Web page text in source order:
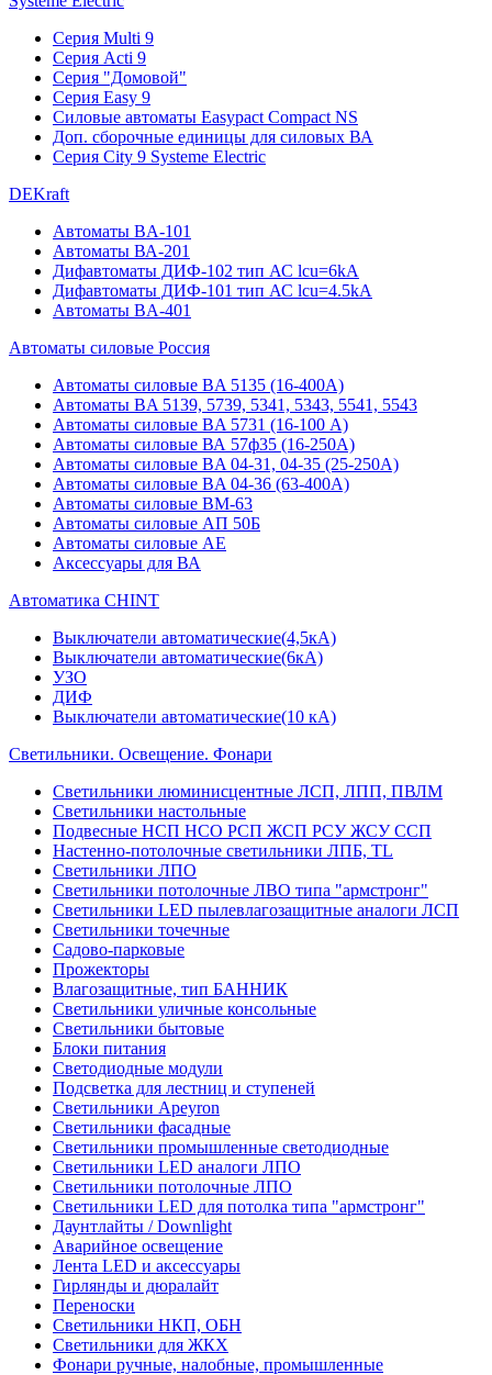
Серия Multi 9
Серия Acti 9
Серия "Домовой"
Серия Easy 9
Силовые автоматы Easypact Compact NS
Доп. сборочные единицы для силовых ВА
Серия City 9 Systeme Electric
DEKraft
Автоматы BA-101
Автоматы ВА-201
Дифавтоматы ДИФ-102 тип АС lcu=6kA
Дифавтоматы ДИФ-101 тип АС lcu=4.5kA
Автоматы BA-401
Автоматы силовые Россия
Автоматы силовые BA 5135 (16-400А)
Автоматы BA 5139, 5739, 5341, 5343, 5541, 5543
Автоматы силовые BA 5731 (16-100 А)
Автоматы силовые ВА 57ф35 (16-250А)
Автоматы силовые BA 04-31, 04-35 (25-250А)
Автоматы силовые BA 04-36 (63-400А)
Автоматы силовые ВМ-63
Автоматы силовые АП 50Б
Автоматы силовые АЕ
Аксессуары для ВА
Автоматика CHINT
Выключатели автоматические(4,5кА)
Выключатели автоматические(6кА)
УЗО
ДИФ
Выключатели автоматические(10 кА)
Светильники. Освещение. Фонари
Светильники люминисцентные ЛСП, ЛПП, ПВЛМ
Светильники настольные
Подвесные НСП НСО РСП ЖСП РСУ ЖСУ ССП
Настенно-потолочные светильники ЛПБ, TL
Светильники ЛПО
Светильники потолочные ЛВО типа "армстронг"
Светильники LED пылевлагозащитные аналоги ЛСП
Светильники точечные
Садово-парковые
Прожекторы
Влагозащитные, тип БАННИК
Светильники уличные консольные
Светильники бытовые
Блоки питания
Светодиодные модули
Подсветка для лестниц и ступеней
Светильники Apeyron
Светильники фасадные
Светильники промышленные светодиодные
Светильники LED аналоги ЛПО
Светильники потолочные ЛПО
Светильники LED для потолка типа "армстронг"
Даунтлайты / Downlight
Аварийное освещение
Лента LED и аксессуары
Гирлянды и дюралайт
Переноски
Светильники НКП, ОБН
Светильники для ЖКХ
Фонари ручные, налобные, промышленные